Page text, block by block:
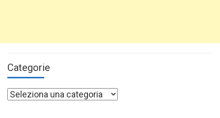
Categorie
Categorie